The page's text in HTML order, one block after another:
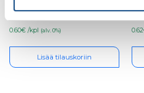
0.60€ /kpl (alv. 0%)
Lisää tilauskoriin